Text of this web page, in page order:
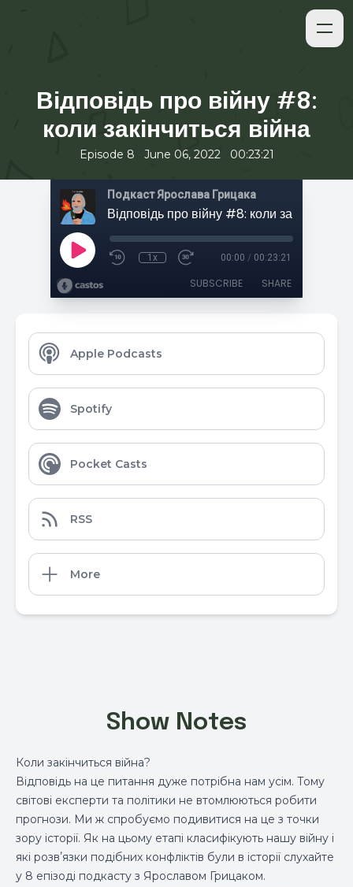
Відповідь про війну #8:
коли закінчиться війна
Episode 8 June 06, 2022 00:23:21
Подкаст Ярослава Грицака
Відповідь про війну #8: коли закінчиться
1x 00:00 / 00:23:21
SUBSCRIBE SHARE
Apple Podcasts
Spotify
Pocket Casts
RSS
More
Show Notes
Коли закінчиться війна?
Відповідь на це питання дуже потрібна нам усім. Тому
світові експерти та політики не втомлюються робити
прогнози. Ми ж спробуємо подивитися на це з точки
зору історії. Як на цьому етапі класифікують нашу війну і
які розвʼязки подібних конфліктів були в історії слухайте
у 8 епізоді подкасту з Ярославом Грицаком.